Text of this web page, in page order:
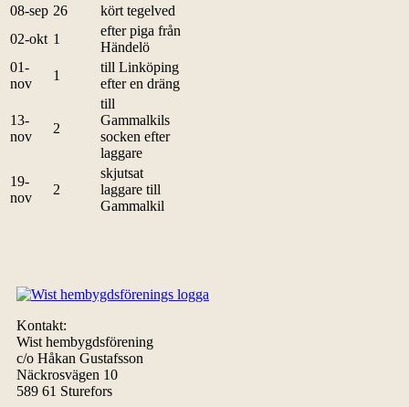
08-sep 26
kört tegelved
02-okt 1
efter piga från
Händelö
01-
nov
1
till Linköping
efter en dräng
13-
nov
2
till
Gammalkils
socken efter
laggare
19-
nov
2
skjutsat
laggare till
Gammalkil
Kontakt:
Wist hembygdsförening
c/o Håkan Gustafsson
Näckrosvägen 10
589 61 Sturefors